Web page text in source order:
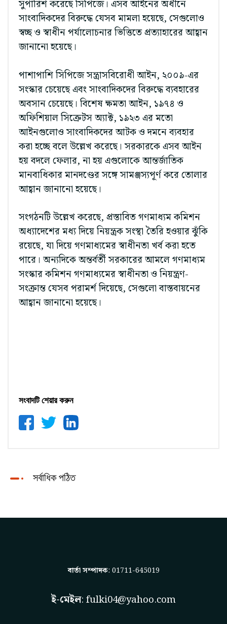
সুপারিশ করেছে সিপিজে। এসব আইনের অধীনে
সাংবাদিকদের বিরুদ্ধে যেসব মামলা হয়েছে, সেগুলোও
স্বচ্ছ ও স্বাধীন পর্যালোচনার ভিত্তিতে প্রত্যাহারের আহ্বান
জানানো হয়েছে।
পাশাপাশি সিপিজে সন্ত্রাসবিরোধী আইন, ২০০৯-এর
সংস্কার চেয়েছে এবং সাংবাদিকদের বিরুদ্ধে ব্যবহারের
অবসান চেয়েছে। বিশেষ ক্ষমতা আইন, ১৯৭৪ ও
অফিশিয়াল সিক্রেটস অ্যাক্ট, ১৯২৩ এর মতো
আইনগুলোও সাংবাদিকদের আটক ও দমনে ব্যবহার
করা হচ্ছে বলে উল্লেখ করেছে। সরকারকে এসব আইন
হয় বদলে ফেলার, না হয় এগুলোকে আন্তর্জাতিক
মানবাধিকার মানদণ্ডের সঙ্গে সামঞ্জস্যপূর্ণ করে তোলার
আহ্বান জানানো হয়েছে।
সংগঠনটি উল্লেখ করেছে, প্রস্তাবিত গণমাধ্যম কমিশন
অধ্যাদেশের মধ্য দিয়ে নিয়ন্ত্রক সংস্থা তৈরি হওয়ার ঝুঁকি
রয়েছে, যা দিয়ে গণমাধ্যমের স্বাধীনতা খর্ব করা হতে
পারে। অন্যদিকে অন্তর্বর্তী সরকারের আমলে গণমাধ্যম
সংস্কার কমিশন গণমাধ্যমের স্বাধীনতা ও নিয়ন্ত্রণ-
সংক্রান্ত যেসব পরামর্শ দিয়েছে, সেগুলো বাস্তবায়নের
আহ্বান জানানো হয়েছে।
সংবাদটি শেয়ার করুন
সর্বাধিক পঠিত
বার্তা সম্পাদক: 01711-645019
ই-মেইল: fulki04@yahoo.com